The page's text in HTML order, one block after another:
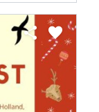
share favorite